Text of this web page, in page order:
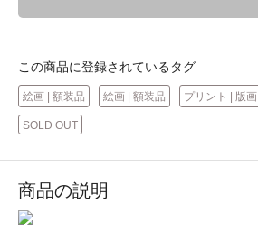
この商品に登録されているタグ
絵画 | 額装品 絵画 | 額装品 プリント | 版画
SOLD OUT
商品の説明